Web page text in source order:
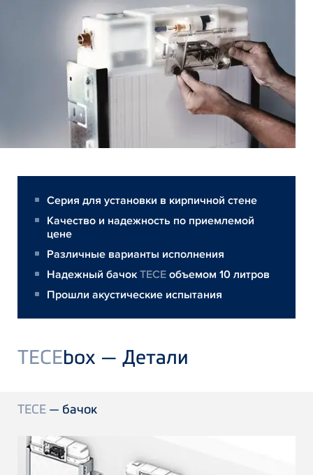
Серия для установки в кирпичной стене
Качество и надежность по приемлемой
цене
Различные варианты исполнения
Надежный бачокTECEобъемом 10 литров
Прошли акустические испытания
TECEbox — Детали
TECE — бачок